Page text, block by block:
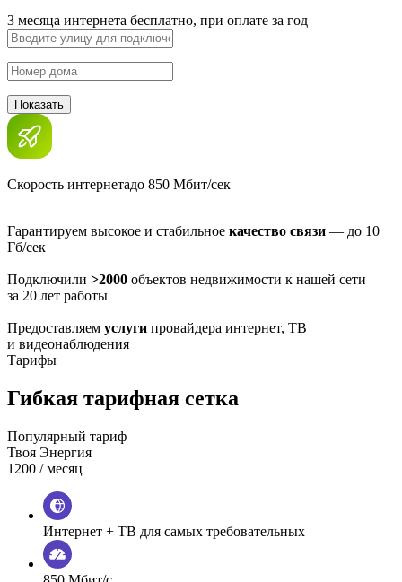
3 месяца интернета бесплатно, при оплате за год
Показать
Скорость интернетадо 850 Мбит/сек
Гарантируем высокое и стабильное качество связи — до 10
Гб/сек
Подключили >2000 объектов недвижимости к нашей сети
за 20 лет работы
Предоставляем услуги провайдера интернет, ТВ
и видеонаблюдения
Тарифы
Гибкая тарифная сетка
Популярный тариф
Твоя Энергия
1200 / месяц
Интернет + ТВ для самых требовательных